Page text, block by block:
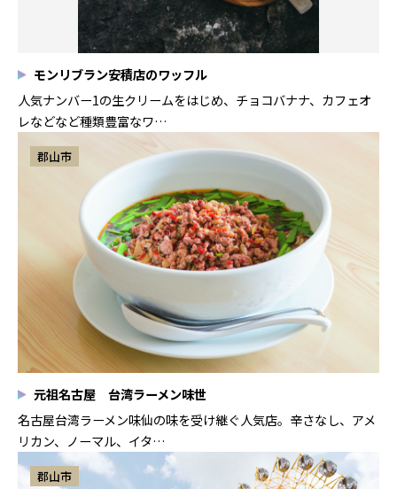
モンリブラン安積店のワッフル
人気ナンバー1の生クリームをはじめ、チョコバナナ、カフェオ
レなどなど種類豊富なワ…
郡山市
元祖名古屋 台湾ラーメン味世
名古屋台湾ラーメン味仙の味を受け継ぐ人気店。辛さなし、アメ
リカン、ノーマル、イタ…
郡山市